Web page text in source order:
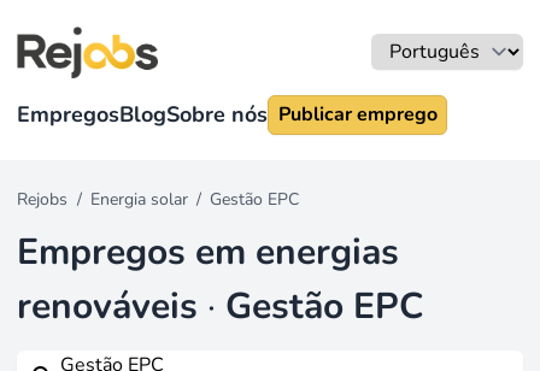
EmpregosBlogSobre nós Publicar emprego
Rejobs / Energia solar / Gestão EPC
Empregos em energias
renováveis · Gestão EPC